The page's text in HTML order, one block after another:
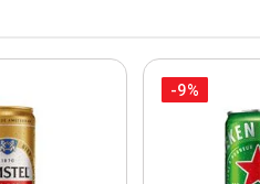
-9%